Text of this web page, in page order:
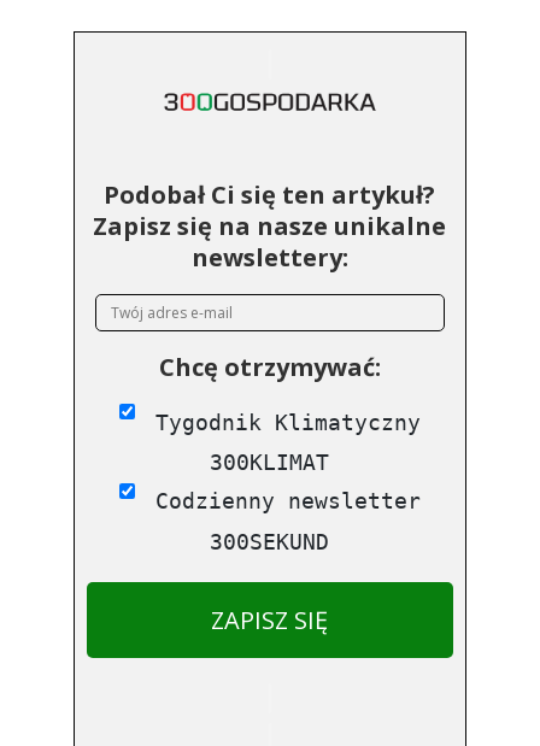
Podobał Ci się ten artykuł?
Zapisz się na nasze unikalne
newslettery:
Chcę otrzymywać:
Tygodnik Klimatyczny
300KLIMAT
Codzienny newsletter
300SEKUND